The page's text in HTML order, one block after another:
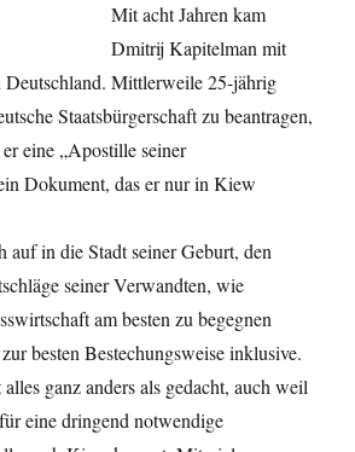
Mit acht Jahren kam
Dmitrij Kapitelman mit
Deutschland. Mittlerweile 25-jährig
Staatsbürgerschaft zu beantragen,
eine „Apostille seiner
Dokument, das er nur in Kiew
auf in die Stadt seiner Geburt, den
seiner Verwandten, wie
am besten zu begegnen
besten Bestechungsweise inklusive.
ganz anders als gedacht, auch weil
eine dringend notwendige